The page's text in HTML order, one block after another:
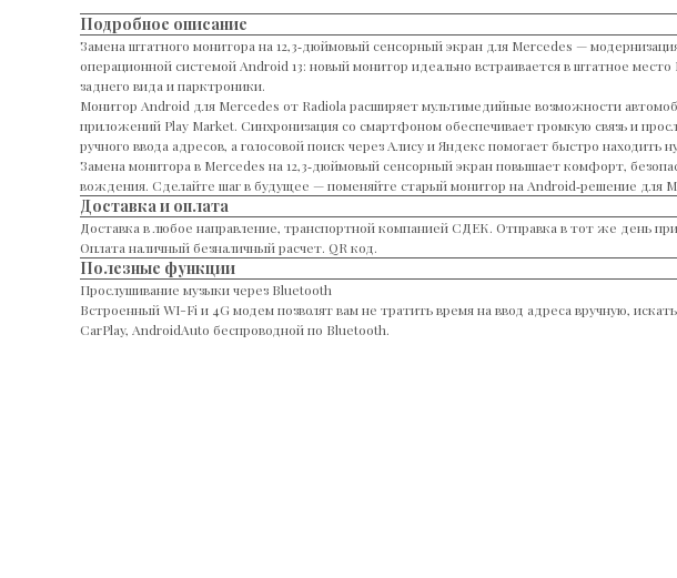
Подробное описание
Замена штатного монитора на 12,3‑дюймовый сенсорный экран для Mercedes —
операционной системой Android 13: новый монитор идеально встраивается в штатное
заднего вида и парктроники.
Монитор Android для Mercedes от Radiola расширяет мультимедийные возможности
приложений Play Market. Синхронизация со смартфоном обеспечивает громкую связь и
ручного ввода адресов, а голосовой поиск через Алису и Яндекс помогает быстро находить
Замена монитора в Mercedes на 12,3‑дюймовый сенсорный экран повышает комфорт,
вождения. Сделайте шаг в будущее — поменяйте старый монитор на Android‑решение для
Доставка и оплата
Доставка в любое направление, транспортной компанией СДЕК. Отправка в тот же день
Оплата наличный безналичный расчет. QR код.
Полезные функции
Прослушивание музыки через Bluetooth
Встроенный WI-Fi и 4G модем позволят вам не тратить время на ввод адреса вручную,
CarPlay, AndroidAuto беcпроводной по Bluetooth.